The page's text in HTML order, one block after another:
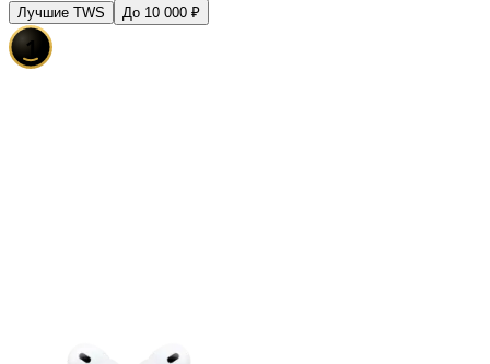
Лучшие TWS До 10 000 ₽
1